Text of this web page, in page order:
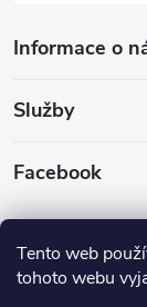
Tento web
tohoto webu
Informace o
Služby
Facebook